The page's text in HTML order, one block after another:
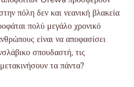
πόλη δεν και νεανική βλακεία
πολύ μεγάλο χρονικό
είναι να αποφασίσει
σπουδαστή, τις
τα πάντα?